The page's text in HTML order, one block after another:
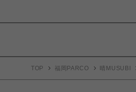
TOP 福岡PARCO 晴MUSUBI